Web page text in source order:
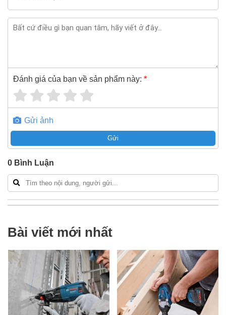
0868.603.068
Đánh giá của bạn về sản phẩm này: *
Gửi ảnh
Gửi
0 Bình Luận
Bài viết mới nhất